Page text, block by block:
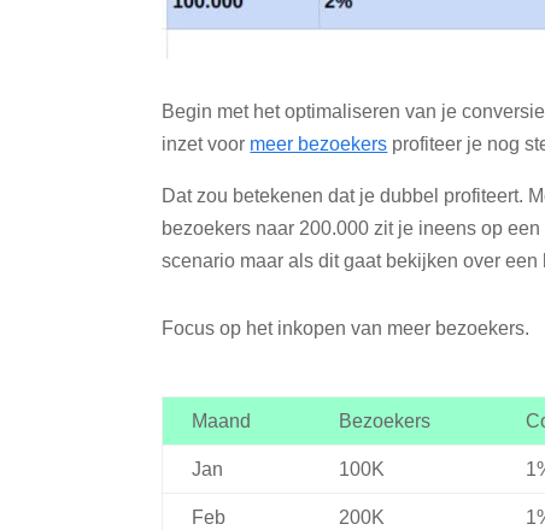
Begin met het optimaliseren van je
inzet voor meer bezoekers profiteer je nog
Dat zou betekenen dat je dubbel profiteert.
bezoekers naar 200.000 zit je ineens op
scenario maar als dit gaat bekijken over
Focus op het inkopen van meer bezoekers.
Maand Bezoekers
Jan 100K
Feb 200K